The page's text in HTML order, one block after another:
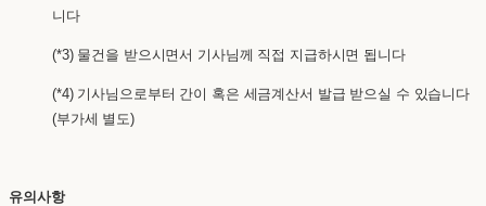
니다
(*3) 물건을 받으시면서 기사님께 직접 지급하시면 됩니다
(*4) 기사님으로부터 간이 혹은 세금계산서 발급 받으실 수 있습니다
(부가세 별도)
유의사항